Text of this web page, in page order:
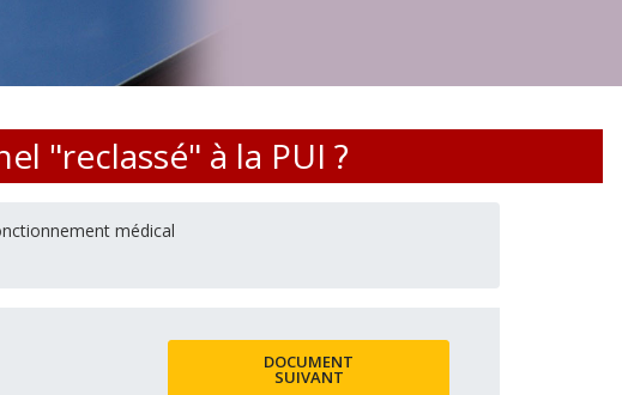
"reclassé" à la PUI ?
médical
DOCUMENT
SUIVANT